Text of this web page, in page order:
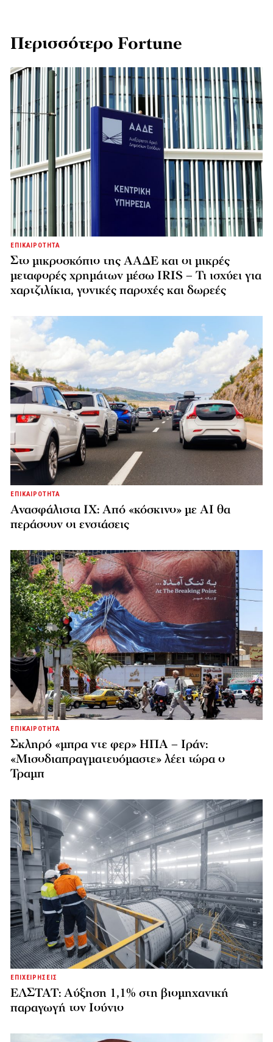
Περισσότερο Fortune
ΕΠΙΚΑΙΡΟΤΗΤΑ
Στο μικροσκόπιο της ΑΑΔΕ και οι μικρές
μεταφορές χρημάτων μέσω IRIS – Τι ισχύει για
χαρτζιλίκια, γονικές παροχές και δωρεές
ΕΠΙΚΑΙΡΟΤΗΤΑ
Ανασφάλιστα ΙΧ: Από «κόσκινο» με AI θα
περάσουν οι ενστάσεις
ΕΠΙΚΑΙΡΟΤΗΤΑ
Σκληρό «μπρα ντε φερ» ΗΠΑ – Ιράν:
«Μισοδιαπραγματευόμαστε» λέει τώρα ο
Τραμπ
ΕΠΙΧΕΙΡΗΣΕΙΣ
ΕΛΣΤΑΤ: Αύξηση 1,1% στη βιομηχανική
παραγωγή τον Ιούνιο